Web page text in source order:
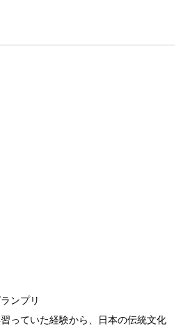
ンプリ
っていた経験から、日本の伝統文化